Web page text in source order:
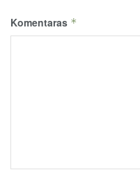
Komentaras *